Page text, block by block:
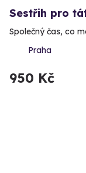
Sestřih pro
Společný čas, co
Praha
950 Kč